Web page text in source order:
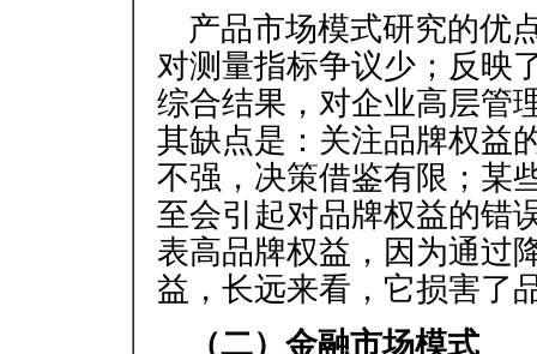
产品市场模式研究的优
对测量指标争议少；反映
综合结果，对企业高层管
其缺点是：关注品牌权益
不强，决策借鉴有限；某
至会引起对品牌权益的错
表高品牌权益，因为通过
益，长远来看，它损害了
（二）金融市场模式